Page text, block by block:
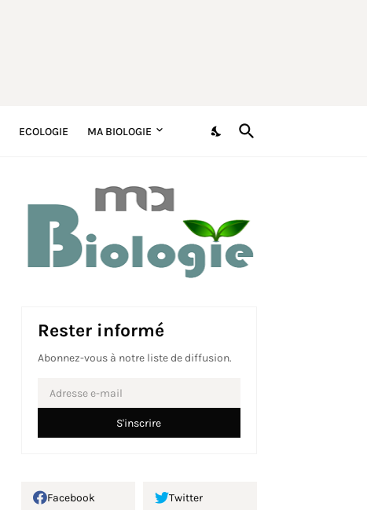
ECOLOGIE MA BIOLOGIE
Rester informé
Abonnez-vous à notre liste de diffusion.
Facebook Twitter